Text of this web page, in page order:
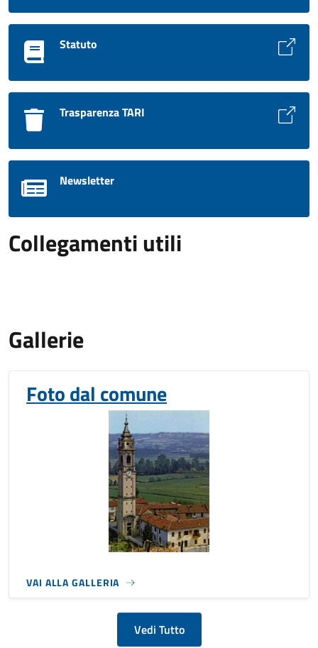
Statuto
Trasparenza TARI
Newsletter
Collegamenti utili
Gallerie
Foto dal comune
VAI ALLA GALLERIA
Vedi Tutto